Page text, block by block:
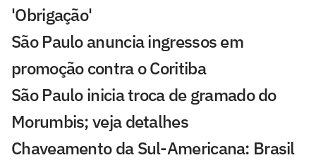
'Obrigação'
São Paulo anuncia ingressos em
promoção contra o Coritiba
São Paulo inicia troca de gramado do
Morumbis; veja detalhes
Chaveamento da Sul-Americana: Brasil